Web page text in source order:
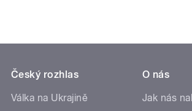
Český rozhlas
Válka na Ukrajině
O nás
Jak nás